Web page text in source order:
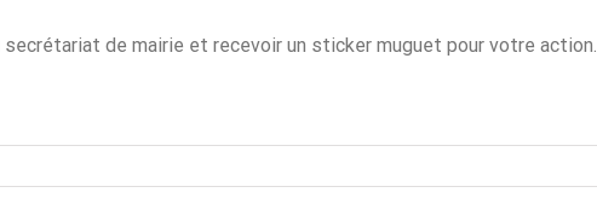
de mairie et recevoir un sticker muguet pour votre action.